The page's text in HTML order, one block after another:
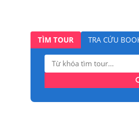
TÌM TOUR TRA CỨU
Tìm
kiếm: